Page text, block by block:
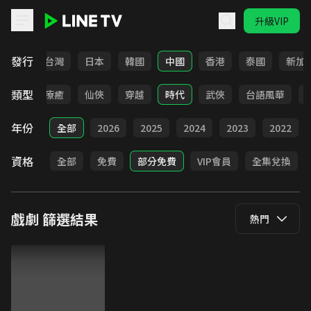
升級VIP
發行
全部 台灣 日本 韓國 中國 香港 泰國 新加
類型
驚悚 療癒 仙俠 穿越 時代 武俠 台語風華
年份 全部 2026 2025 2024 2023 2022
資格 全部 免費 部分免費 VIP會員 全集兌換
戲劇 篩選結果 熱門